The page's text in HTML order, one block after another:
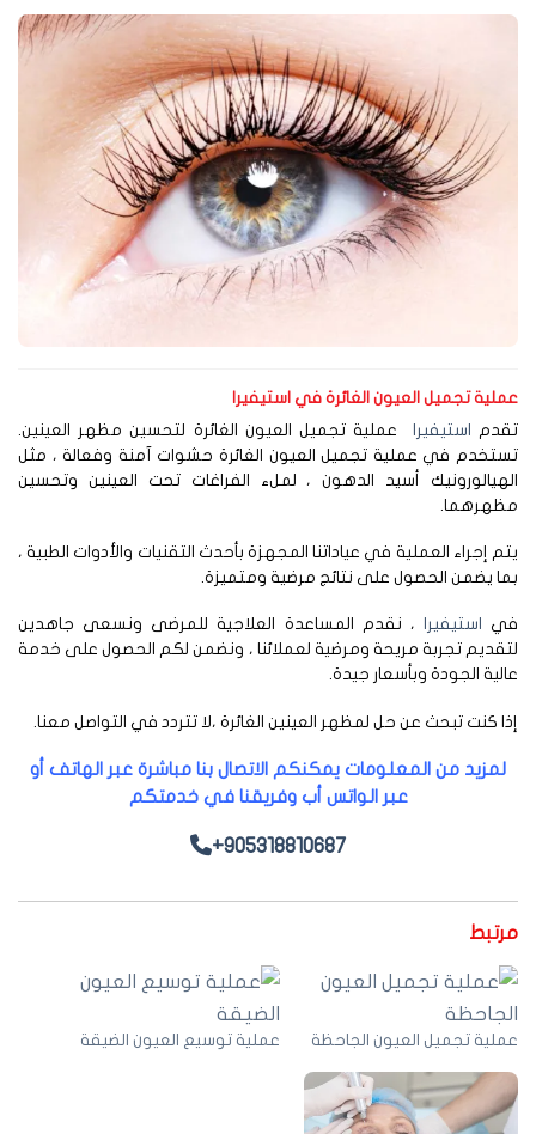
تجميل العيون الغائرة فياستيفيرا
استيفيراعملية تجميل العيون الغائرة لتحسين مظهر العينين.
في عملية تجميل العيون الغائرة حشوات آمنة وفعالة ، مثل
أسيد الدهون ، لملء الفراغات تحت العينين وتحسين
إجراء العملية في عياداتنا المجهزة بأحدث التقنيات والأدوات الطبية ،
يضمن الحصول على نتائج مرضية ومتميزة.
استيفيرا، نقدم المساعدة العلاجية للمرضى ونسعى جاهدين
تجربة مريحة ومرضية لعملائنا ، ونضمن لكم الحصول على خدمة
الجودة وبأسعار جيدة.
كنت تبحث عن حل لمظهر العينين الغائرة ،لا تتردد في التواصل معنا.
لمزيد من المعلومات يمكنكم الاتصال بنا مباشرة عبر الهاتف أو
عبر الواتس أب وفريقنا في خدمتكم
+905318810687
تجميل العيون الجاحظة عملية توسيع العيون الضيقة